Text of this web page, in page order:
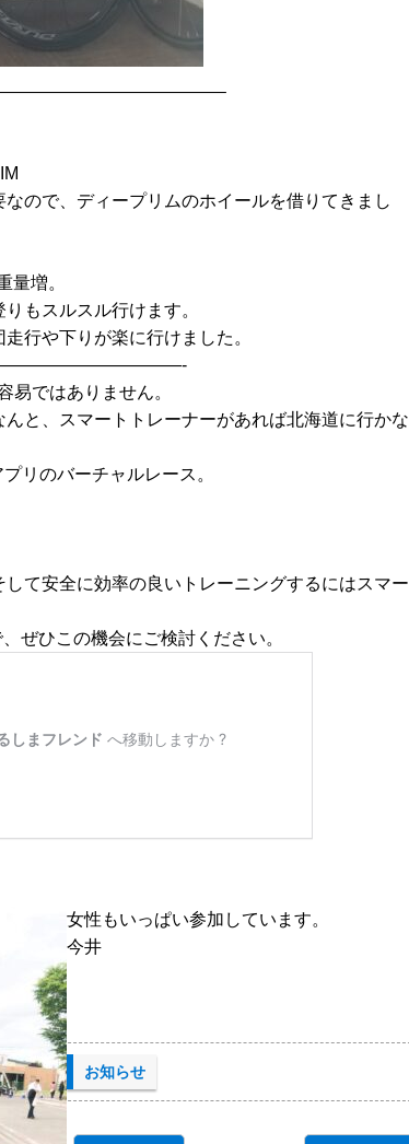
ので、ディープリムのホイールを借りてきまし
増。
もスルスル行けます。
行や下りが楽に行けました。
易ではありません。
と、スマートトレーナーがあれば北海道に行かな
リのバーチャルレース。
て安全に効率の良いトレーニングするにはスマー
ぜひこの機会にご検討ください。
女性もいっぱい参加しています。
今井
お知らせ